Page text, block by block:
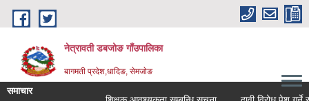
Skip to main content
नेत्रावती डबजोङ गाँउपालिका
बागमती प्रदेश,धादिङ, सेमजाेङ
समाचार